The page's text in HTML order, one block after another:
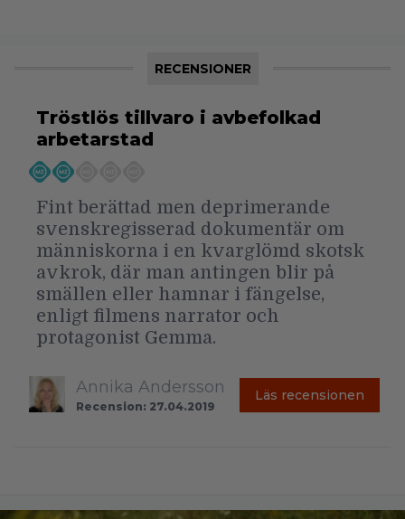
RECENSIONER
Tröstlös tillvaro i avbefolkad
arbetarstad
Fint berättad men deprimerande
svenskregisserad dokumentär om
människorna i en kvarglömd skotsk
avkrok, där man antingen blir på
smällen eller hamnar i fängelse,
enligt filmens narrator och
protagonist Gemma.
Annika Andersson
Recension: 27.04.2019
Läs recensionen